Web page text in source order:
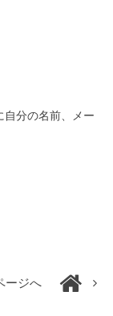
自分の名前、メー
ージへ